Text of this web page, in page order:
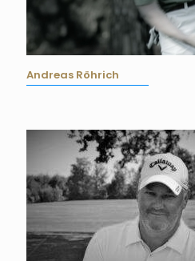
Andreas Röhrich